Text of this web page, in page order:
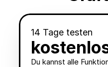
14 Tage testen
Du kannst alle